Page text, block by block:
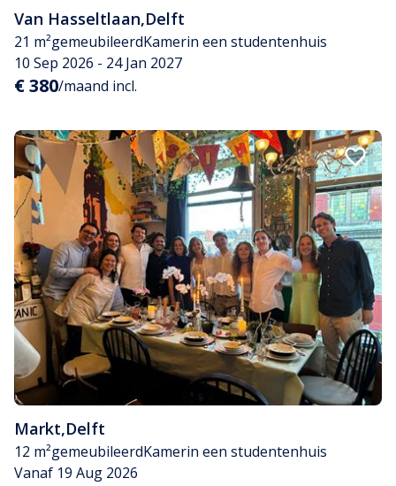
Van Hasseltlaan,Delft
21 m²gemeubileerdKamerin een studentenhuis
10 Sep 2026 - 24 Jan 2027
€ 380/maand incl.
Markt,Delft
12 m²gemeubileerdKamerin een studentenhuis
Vanaf 19 Aug 2026